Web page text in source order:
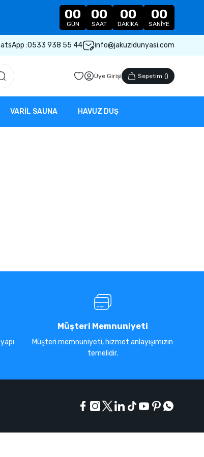
00
GÜN
00
SAAT
00
DAKIKA
00
SANIYE
:0533 938 55 44 info@jakuzidunyasi.com
Üye Girişi Sepetim ()
VARİL SAUNA HAVUZ DUŞ
Müşteri Memnuniyeti
Müşteri memnuniyeti, hizmet anlayışımızın
temelidir.